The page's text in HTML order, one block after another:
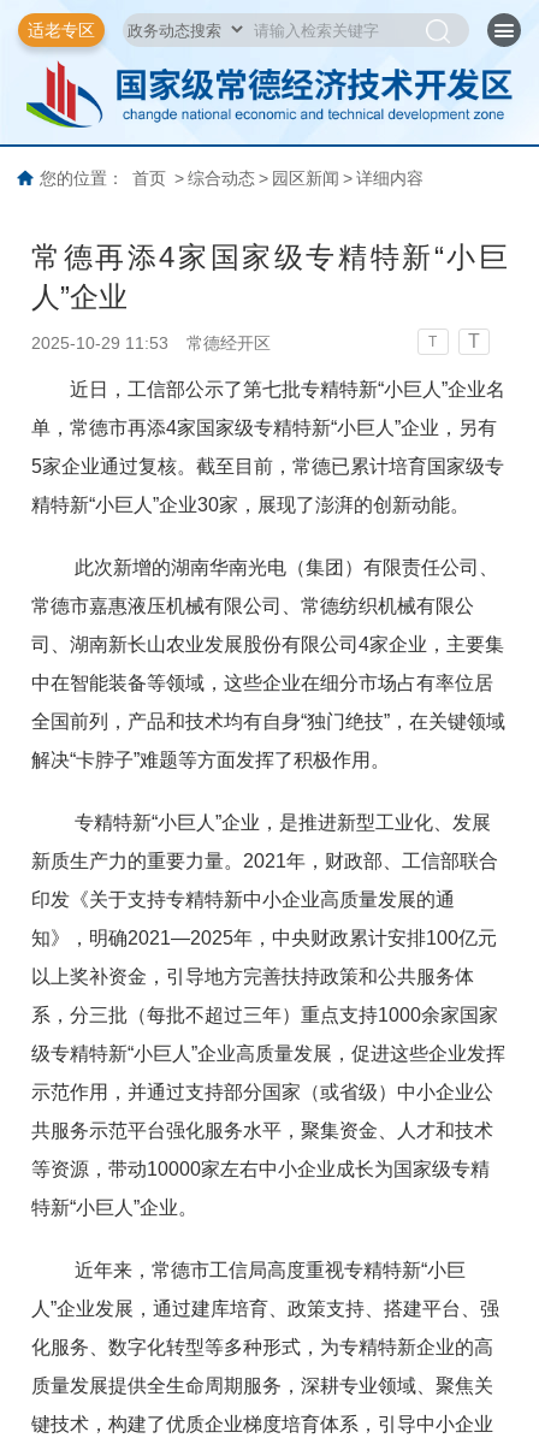
适老专区
您的位置： 首页 > 综合动态 > 园区新闻 > 详细内容
常德再添4家国家级专精特新“小巨
人”企业
2025-10-29 11:53 常德经开区 T T
近日，工信部公示了第七批专精特新“小巨人”企业名
单，常德市再添4家国家级专精特新“小巨人”企业，另有
5家企业通过复核。截至目前，常德已累计培育国家级专
精特新“小巨人”企业30家，展现了澎湃的创新动能。
此次新增的湖南华南光电（集团）有限责任公司、
常德市嘉惠液压机械有限公司、常德纺织机械有限公
司、湖南新长山农业发展股份有限公司4家企业，主要集
中在智能装备等领域，这些企业在细分市场占有率位居
全国前列，产品和技术均有自身“独门绝技”，在关键领域
解决“卡脖子”难题等方面发挥了积极作用。
专精特新“小巨人”企业，是推进新型工业化、发展
新质生产力的重要力量。2021年，财政部、工信部联合
印发《关于支持专精特新中小企业高质量发展的通
知》，明确2021—2025年，中央财政累计安排100亿元
以上奖补资金，引导地方完善扶持政策和公共服务体
系，分三批（每批不超过三年）重点支持1000余家国家
级专精特新“小巨人”企业高质量发展，促进这些企业发挥
示范作用，并通过支持部分国家（或省级）中小企业公
共服务示范平台强化服务水平，聚集资金、人才和技术
等资源，带动10000家左右中小企业成长为国家级专精
特新“小巨人”企业。
近年来，常德市工信局高度重视专精特新“小巨
人”企业发展，通过建库培育、政策支持、搭建平台、强
化服务、数字化转型等多种形式，为专精特新企业的高
质量发展提供全生命周期服务，深耕专业领域、聚焦关
键技术，构建了优质企业梯度培育体系，引导中小企业